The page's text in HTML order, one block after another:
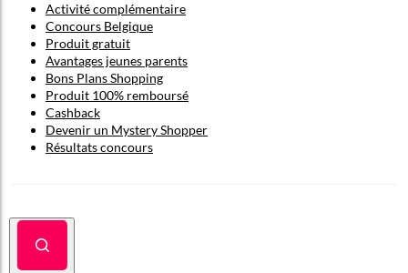
Activité complémentaire
Concours Belgique
Produit gratuit
Avantages jeunes parents
Bons Plans Shopping
Produit 100% remboursé
Cashback
Devenir un Mystery Shopper
Résultats concours